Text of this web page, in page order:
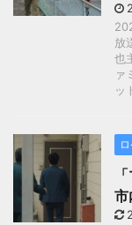
放
也
ァ
ッ
市